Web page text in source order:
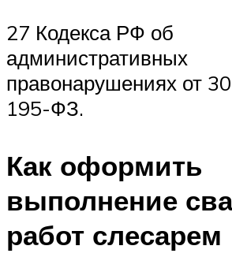
27 Кодекса РФ об
административных
правонарушениях от
195-ФЗ.
Как оформить
выполнение
работ слесарем